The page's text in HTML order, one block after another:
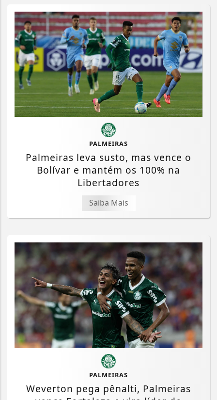
PALMEIRAS
Palmeiras leva susto, mas vence o
Bolívar e mantém os 100% na
Libertadores
Saiba Mais
PALMEIRAS
Weverton pega pênalti, Palmeiras